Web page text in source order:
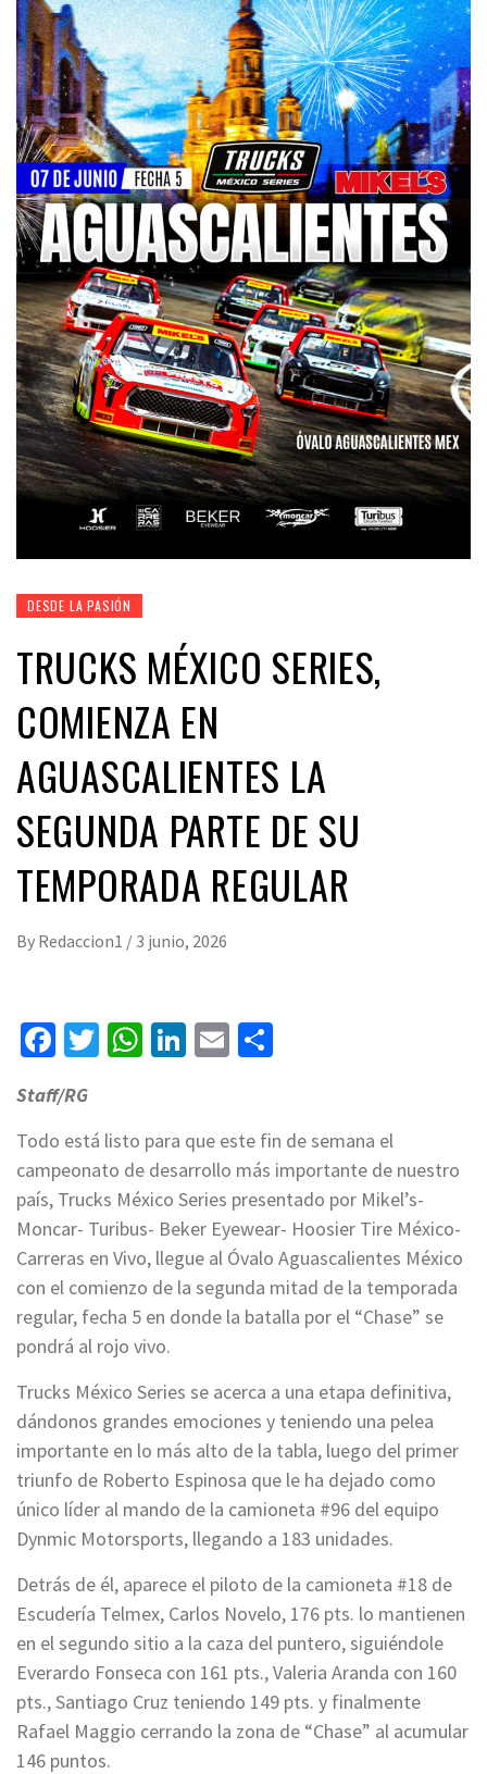
DESDE LA PASIÓN
TRUCKS MÉXICO SERIES,
COMIENZA EN
AGUASCALIENTES LA
SEGUNDA PARTE DE SU
TEMPORADA REGULAR
By Redaccion1 / 3 junio, 2026
Facebook
Twitter
WhatsApp
LinkedIn
Email
Staff/RG
Todo está listo para que este fin de semana el
campeonato de desarrollo más importante de nuestro
país, Trucks México Series presentado por Mikel’s-
Moncar- Turibus- Beker Eyewear- Hoosier Tire México-
Carreras en Vivo, llegue al Óvalo Aguascalientes México
con el comienzo de la segunda mitad de la temporada
regular, fecha 5 en donde la batalla por el “Chase” se
pondrá al rojo vivo.
Trucks México Series se acerca a una etapa definitiva,
dándonos grandes emociones y teniendo una pelea
importante en lo más alto de la tabla, luego del primer
triunfo de Roberto Espinosa que le ha dejado como
único líder al mando de la camioneta #96 del equipo
Dynmic Motorsports, llegando a 183 unidades.
Detrás de él, aparece el piloto de la camioneta #18 de
Escudería Telmex, Carlos Novelo, 176 pts. lo mantienen
en el segundo sitio a la caza del puntero, siguiéndole
Everardo Fonseca con 161 pts., Valeria Aranda con 160
pts., Santiago Cruz teniendo 149 pts. y finalmente
Rafael Maggio cerrando la zona de “Chase” al acumular
146 puntos.